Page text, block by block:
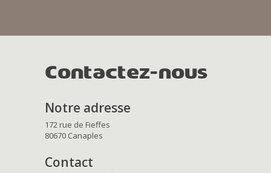
Contactez-nous
Notre adresse
172 rue de Fieffes
80670 Canaples
Contact